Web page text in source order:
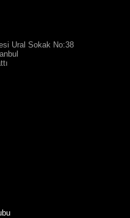
Ural Sokak No:38